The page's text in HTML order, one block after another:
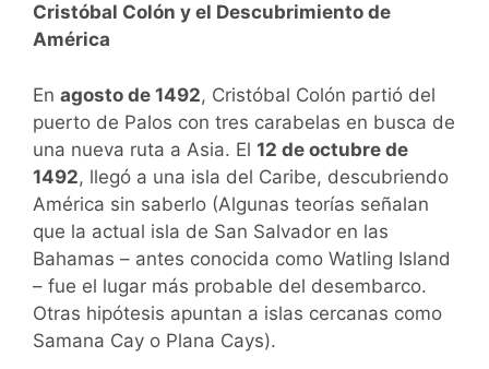
Cristóbal Colón y el Descubrimiento de
América
En agosto de 1492, Cristóbal Colón partió del
puerto de Palos con tres carabelas en busca de
una nueva ruta a Asia. El 12 de octubre de
1492, llegó a una isla del Caribe, descubriendo
América sin saberlo (Algunas teorías señalan
que la actual isla de San Salvador en las
Bahamas – antes conocida como Watling Island
– fue el lugar más probable del desembarco.
Otras hipótesis apuntan a islas cercanas como
Samana Cay o Plana Cays).